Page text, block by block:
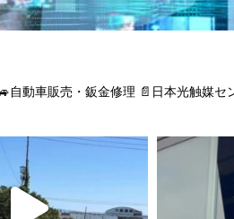
自動車販売・鈑金修理 📄日本光触媒セ